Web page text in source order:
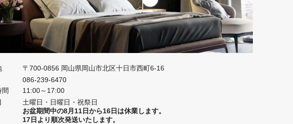
〒700-0856 岡山県岡山市北区十日市西町6-16
086-239-6470
間
11:00～17:00
土曜日・日曜日・祝祭日
お盆期間中の8月11日から16日は休業します。
17日より順次発送いたします。